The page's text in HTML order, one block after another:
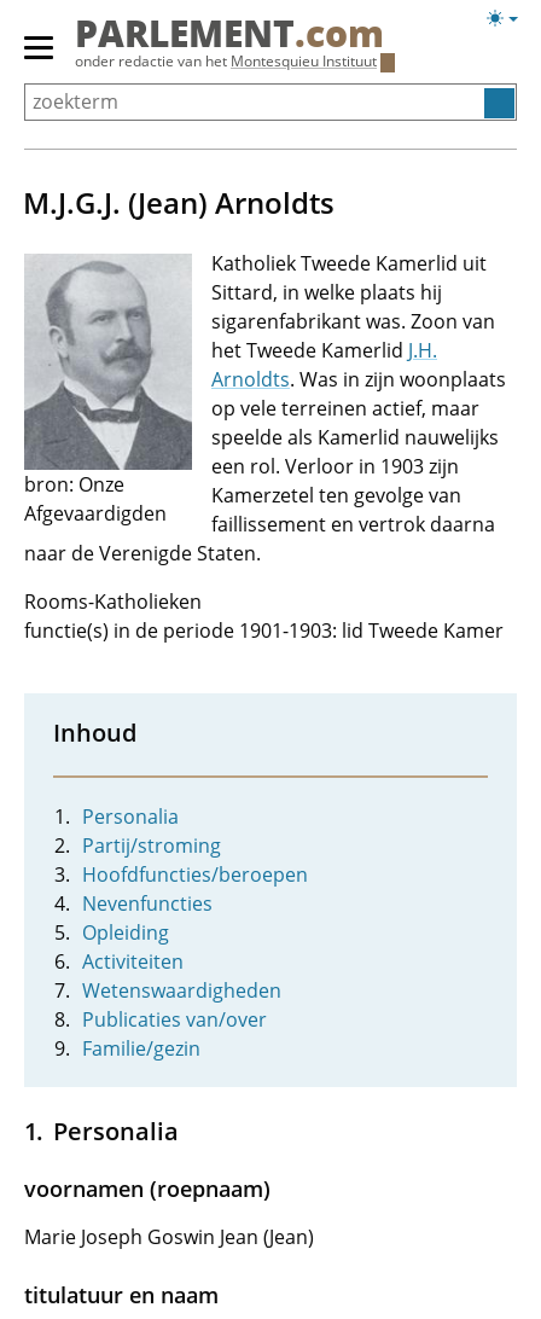
Overslaan
Primair
menu
tonen/verbergen
PARLEMENT.com
onder redactie van het Montesquieu Instituut
M.J.G.J. (Jean) Arnoldts
bron: Onze
Afgevaardigden
Katholiek Tweede Kamerlid uit
Sittard, in welke plaats hij
sigarenfabrikant was. Zoon van
het Tweede Kamerlid J.H.
Arnoldts. Was in zijn woonplaats
op vele terreinen actief, maar
speelde als Kamerlid nauwelijks
een rol. Verloor in 1903 zijn
Kamerzetel ten gevolge van
faillissement en vertrok daarna
naar de Verenigde Staten.
Rooms-Katholieken
functie(s) in de periode 1901-1903: lid Tweede Kamer
Inhoud
Personalia
Partij/stroming
Hoofdfuncties/beroepen
Nevenfuncties
Opleiding
Activiteiten
Wetenswaardigheden
Publicaties van/over
Familie/gezin
Personalia
voornamen (roepnaam)
Marie Joseph Goswin Jean (Jean)
titulatuur en naam